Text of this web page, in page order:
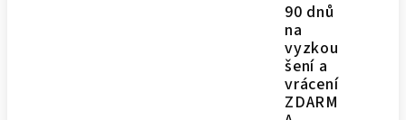
90 dnů
na
vyzkou
šení a
vrácení
ZDARM